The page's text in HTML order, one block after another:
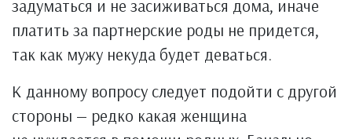
задуматься и не засиживаться дома, иначе
платить за партнерские роды не придется,
так как мужу некуда будет деваться.
К данному вопросу следует подойти с другой
стороны — редко какая женщина